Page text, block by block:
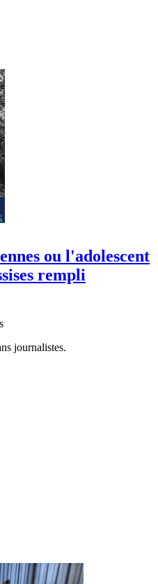
ou l'adolescent
rempli
journalistes.